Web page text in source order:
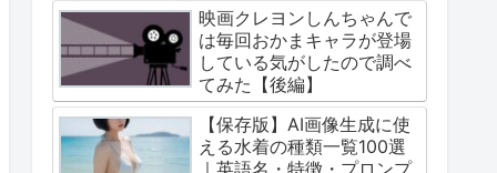
映画クレヨンしんちゃんで
は毎回おかまキャラが登場
している気がしたので調べ
てみた【後編】
【保存版】AI画像生成に使
える水着の種類一覧100選
｜英語名・特徴・プロンプ